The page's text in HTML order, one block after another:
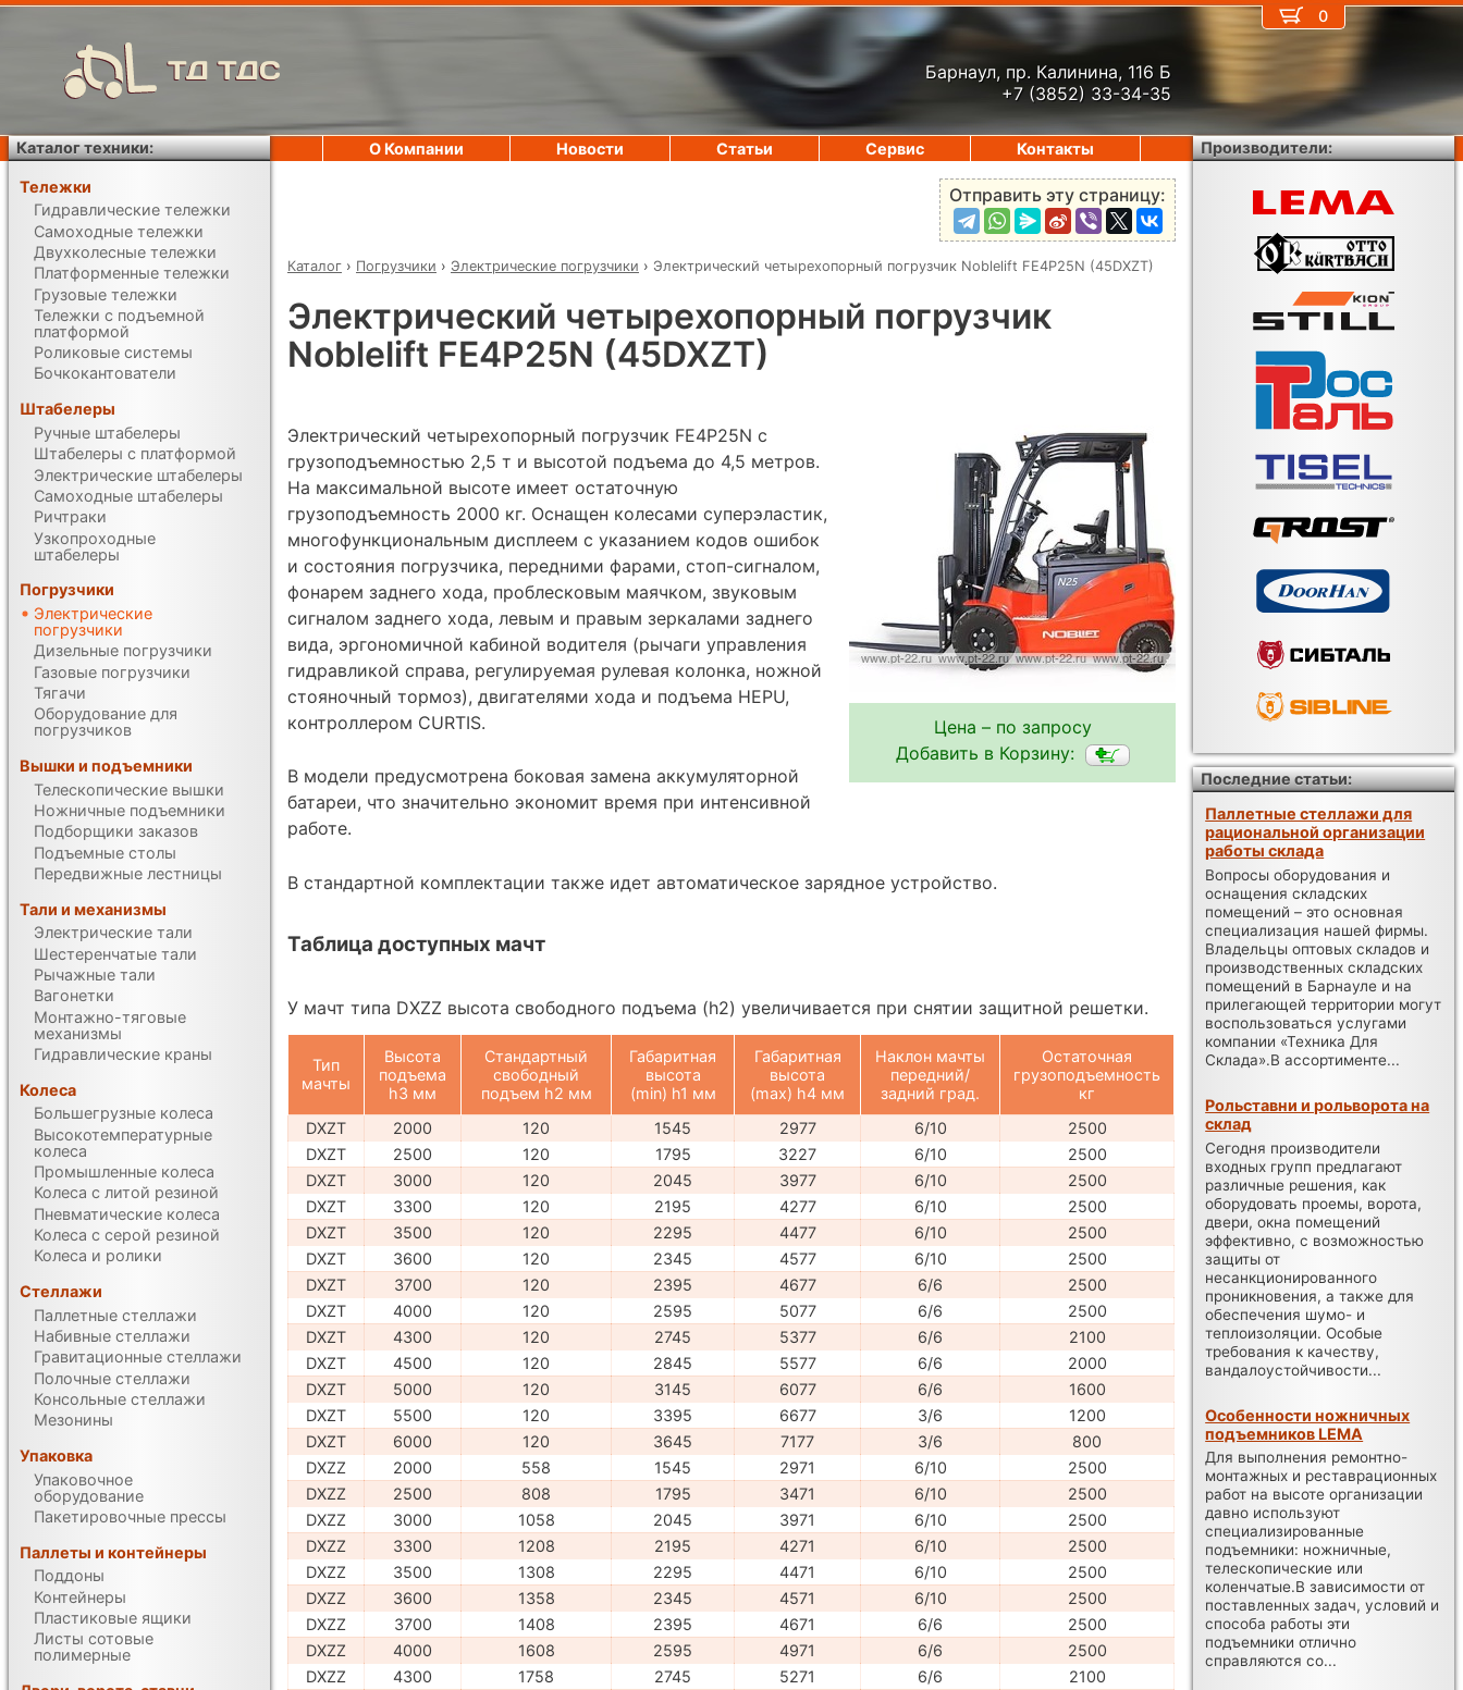
ТД ТДС
Барнаул, пр. Калинина, 116 Б
+7 (3852) 33-34-35
Отправить эту страницу:
Каталог › Погрузчики › Электрические погрузчики › Электрический четырехопорный погрузчик Noblelift FE4P25N (45DXZT)
Электрический четырехопорный погрузчик
Noblelift FE4P25N (45DXZT)
Цена – по запросу
Добавить в Корзину:
Электрический четырехопорный погрузчик FE4P25N с
грузоподъемностью 2,5 т и высотой подъема до 4,5 метров.
На максимальной высоте имеет остаточную
грузоподъемность 2000 кг. Оснащен колесами суперэластик,
многофункциональным дисплеем с указанием кодов ошибок
и состояния погрузчика, передними фарами, стоп-сигналом,
фонарем заднего хода, проблесковым маячком, звуковым
сигналом заднего хода, левым и правым зеркалами заднего
вида, эргономичной кабиной водителя (рычаги управления
гидравликой справа, регулируемая рулевая колонка, ножной
стояночный тормоз), двигателями хода и подъема HEPU,
контроллером CURTIS.
В модели предусмотрена боковая замена аккумуляторной
батареи, что значительно экономит время при интенсивной
работе.
В стандартной комплектации также идет автоматическое зарядное устройство.
Таблица доступных мачт
У мачт типа DXZZ высота свободного подъема (h2) увеличивается при снятии защитной решетки.
Тип
мачты
Высота
подъема
h3 мм
Стандартный
свободный
подъем h2 мм
Габаритная
высота
(min) h1 мм
Габаритная
высота
(max) h4 мм
Наклон мачты
передний/
задний град.
Остаточная
грузоподъемность
кг
DXZT
2000 120 1545 2977 6/10
2500
DXZT
2500 120 1795 3227 6/10
2500
DXZT
3000 120 2045 3977 6/10
2500
DXZT
3300 120 2195 4277 6/10
2500
DXZT
3500 120 2295 4477 6/10
2500
DXZT
3600 120 2345 4577 6/10
2500
DXZT
3700 120 2395 4677 6/6
2500
DXZT
4000 120 2595 5077 6/6
2500
DXZT
4300 120 2745 5377 6/6
2100
DXZT
4500 120 2845 5577 6/6
2000
DXZT
5000 120 3145 6077 6/6
1600
DXZT
5500 120 3395 6677 3/6
1200
DXZT
6000 120 3645 7177 3/6
800
DXZZ
2000 558 1545 2971 6/10
2500
DXZZ
2500 808 1795 3471 6/10
2500
DXZZ
3000 1058 2045 3971 6/10
2500
DXZZ
3300 1208 2195 4271 6/10
2500
DXZZ
3500 1308 2295 4471 6/10
2500
DXZZ
3600 1358 2345 4571 6/10
2500
DXZZ
3700 1408 2395 4671 6/6
2500
DXZZ
4000 1608 2595 4971 6/6
2500
DXZZ
4300 1758 2745 5271 6/6
2100
0
О Компании Новости Статьи Сервис Контакты
Каталог техники:
Тележки
Гидравлические тележки
Самоходные тележки
Двухколесные тележки
Платформенные тележки
Грузовые тележки
Тележки с подъемной
платформой
Роликовые системы
Бочкокантователи
Штабелеры
Ручные штабелеры
Штабелеры с платформой
Электрические штабелеры
Самоходные штабелеры
Ричтраки
Узкопроходные
штабелеры
Погрузчики
Электрические
погрузчики
Дизельные погрузчики
Газовые погрузчики
Тягачи
Оборудование для
погрузчиков
Вышки и подъемники
Телескопические вышки
Ножничные подъемники
Подборщики заказов
Подъемные столы
Передвижные лестницы
Тали и механизмы
Электрические тали
Шестеренчатые тали
Рычажные тали
Вагонетки
Монтажно-тяговые
механизмы
Гидравлические краны
Колеса
Большегрузные колеса
Высокотемпературные
колеса
Промышленные колеса
Колеса с литой резиной
Пневматические колеса
Колеса с серой резиной
Колеса и ролики
Стеллажи
Паллетные стеллажи
Набивные стеллажи
Гравитационные стеллажи
Полочные стеллажи
Консольные стеллажи
Мезонины
Упаковка
Упаковочное
оборудование
Пакетировочные прессы
Паллеты и контейнеры
Поддоны
Контейнеры
Пластиковые ящики
Листы сотовые
полимерные
Производители:
Последние статьи:
Паллетные стеллажи для
рациональной организации
работы склада
Вопросы оборудования и
оснащения складских
помещений – это основная
специализация нашей фирмы.
Владельцы оптовых складов и
производственных складских
помещений в Барнауле и на
прилегающей территории могут
воспользоваться услугами
компании «Техника Для
Склада».В ассортименте...
Рольставни и рольворота на
склад
Сегодня производители
входных групп предлагают
различные решения, как
оборудовать проемы, ворота,
двери, окна помещений
эффективно, с возможностью
защиты от
несанкционированного
проникновения, а также для
обеспечения шумо- и
теплоизоляции. Особые
требования к качеству,
вандалоустойчивости...
Особенности ножничных
подъемников LEMA
Для выполнения ремонтно-
монтажных и реставрационных
работ на высоте организации
давно используют
специализированные
подъемники: ножничные,
телескопические или
коленчатые.В зависимости от
поставленных задач, условий и
способа работы эти
подъемники отлично
справляются со...